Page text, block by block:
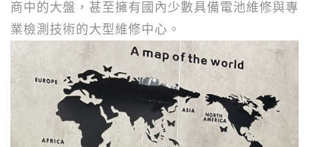
商中的大盤，甚至擁有國內少數具備電池維修與專
業檢測技術的大型維修中心。